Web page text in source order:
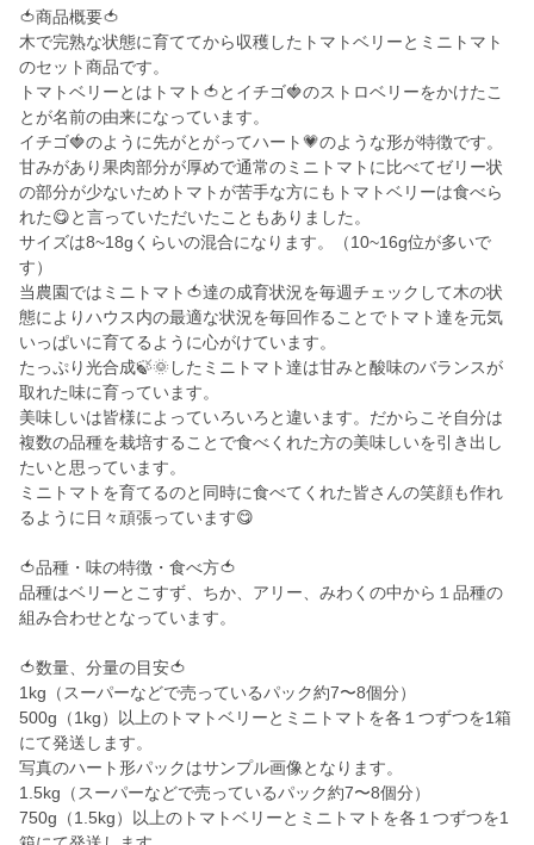
🍅商品概要🍅
木で完熟な状態に育ててから収穫したトマトベリーとミニトマト
のセット商品です。
トマトベリーとはトマト🍅とイチゴ🍓のストロベリーをかけたこ
とが名前の由来になっています。
イチゴ🍓のように先がとがってハート💗のような形が特徴です。
甘みがあり果肉部分が厚めで通常のミニトマトに比べてゼリー状
の部分が少ないためトマトが苦手な方にもトマトベリーは食べら
れた😋と言っていただいたこともありました。
サイズは8~18gくらいの混合になります。（10~16g位が多いで
す）
当農園ではミニトマト🍅達の成育状況を毎週チェックして木の状
態によりハウス内の最適な状況を毎回作ることでトマト達を元気
いっぱいに育てるように心がけています。
たっぷり光合成🍃🌞したミニトマト達は甘みと酸味のバランスが
取れた味に育っています。
美味しいは皆様によっていろいろと違います。だからこそ自分は
複数の品種を栽培することで食べくれた方の美味しいを引き出し
たいと思っています。
ミニトマトを育てるのと同時に食べてくれた皆さんの笑顔も作れ
るように日々頑張っています😋
🍅品種・味の特徴・食べ方🍅
品種はベリーとこすず、ちか、アリー、みわくの中から１品種の
組み合わせとなっています。
🍅数量、分量の目安🍅
1kg（スーパーなどで売っているパック約7〜8個分）
500g（1kg）以上のトマトベリーとミニトマトを各１つずつを1箱
にて発送します。
写真のハート形パックはサンプル画像となります。
1.5kg（スーパーなどで売っているパック約7〜8個分）
750g（1.5kg）以上のトマトベリーとミニトマトを各１つずつを1